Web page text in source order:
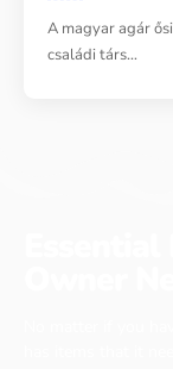
A magyar agár
családi társ…